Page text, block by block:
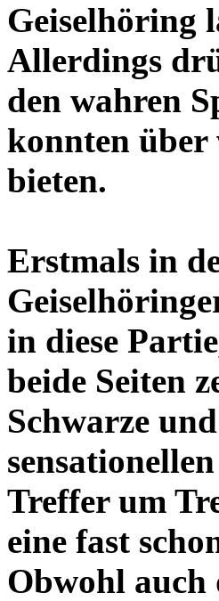
Geiselhöring
Allerdings
den wahren
konnten über
bieten.
Erstmals in
in diese
beide Seiten
Schwarze
Treffer um
eine fast
Obwohl auch